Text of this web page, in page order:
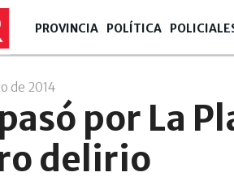
PROVINCIA POLÍTICA
de 2014
por La
delirio